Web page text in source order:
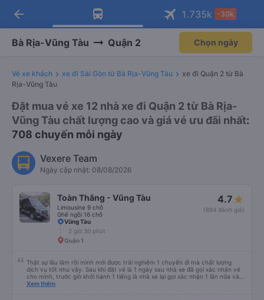
Tải app Vexere ngay!
Nhận ưu đãi thành viên độc
Mở app
Tải app Vexere
-30k/ghế khi đặt vé máy bay qua
Mở app
arrow_back 1.735k -30k
Bà Rịa-Vũng Tàu Quận 2 Chọn ngày
Vé xe khách xe đi Sài Gòn từ Bà Rịa-Vũng Tàu
xe đi Quận 2 từ Bà
Rịa-Vũng Tàu
Đặt mua vé xe 12 nhà xe đi Quận 2 từ Bà Rịa-
Vũng Tàu chất lượng cao và giá vé ưu đãi nhất:
708 chuyến mỗi ngày
Vexere Team
Ngày cập nhật: 08/08/2026
Toàn Thắng - Vũng Tàu
Limousine 9 chỗ
Ghế ngồi 16 chỗ
4.7
(894 đánh giá)
Vũng Tàu
2 giờ 30 phút
Quận 1
Thật sự lâu lắm rồi mình mới được trải nghiệm 1 chuyến đi mà chất lượng
dịch vụ tốt như vậy. Sau khi đặt vé là 1 ngày sau nhà xe đã gọi xác nhận vé
cho mình, trước giờ khởi hành 1 tiếng là nhà xe lại gọi xác nhận 1 lần nữa và
cung cấp số đt của bác tài và số xe. Dịch vụ tốt, xe sạch sẽ và bác tài chạy
Xem thêm